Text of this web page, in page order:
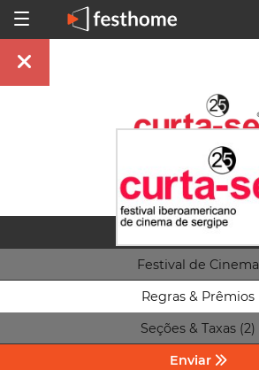
Festival de Cinema
Regras & Prêmios
Seções & Taxas (2)
Enviar